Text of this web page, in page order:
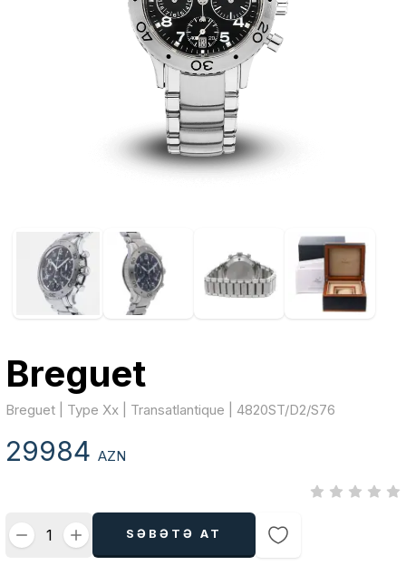
Breguet
Breguet | Type Xx | Transatlantique | 4820ST/D2/S76
29984AZN
SƏBƏTƏ AT